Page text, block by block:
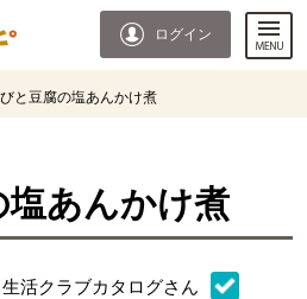
ログイン
と豆腐の塩あんかけ煮
塩あんかけ煮
生活クラブカタログさん